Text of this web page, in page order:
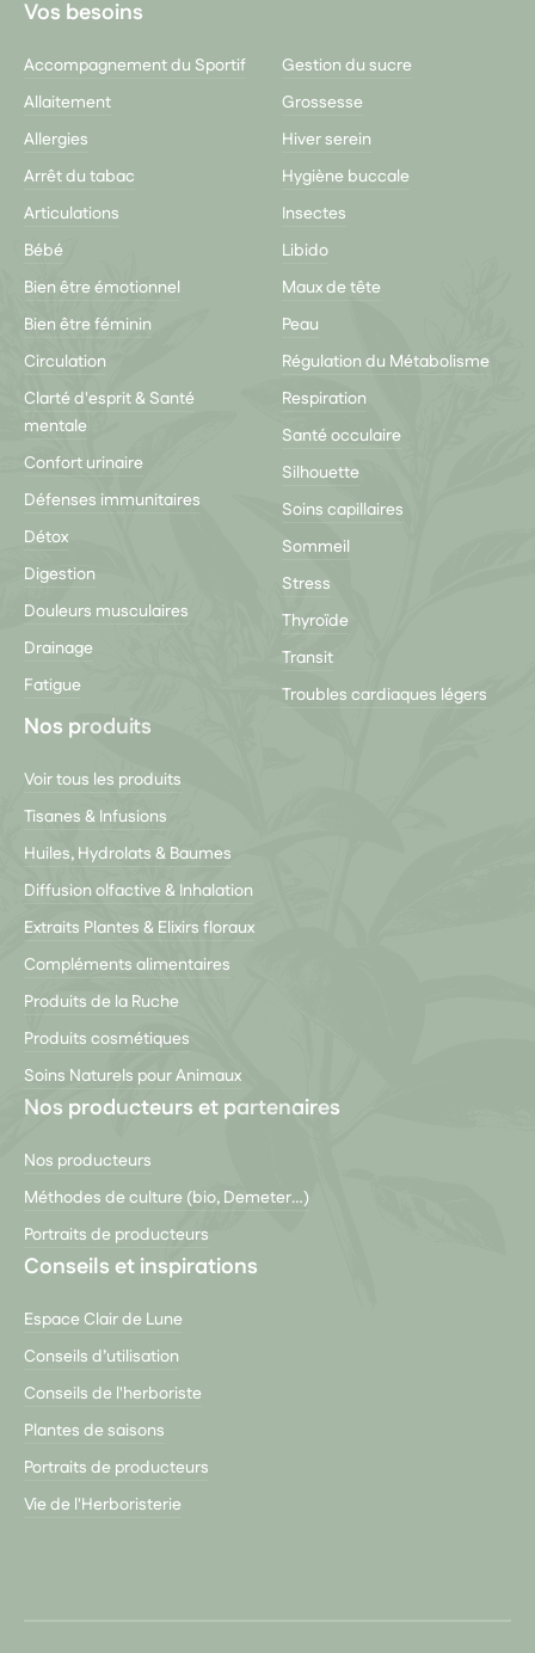
Vos besoins
Accompagnement du Sportif
Allaitement
Allergies
Arrêt du tabac
Articulations
Bébé
Bien être émotionnel
Bien être féminin
Circulation
Clarté d'esprit & Santé
mentale
Confort urinaire
Défenses immunitaires
Détox
Digestion
Douleurs musculaires
Drainage
Fatigue
Gestion du sucre
Grossesse
Hiver serein
Hygiène buccale
Insectes
Libido
Maux de tête
Peau
Régulation du Métabolisme
Respiration
Santé occulaire
Silhouette
Soins capillaires
Sommeil
Stress
Thyroïde
Transit
Troubles cardiaques légers
Nos produits
Voir tous les produits
Tisanes & Infusions
Huiles, Hydrolats & Baumes
Diffusion olfactive & Inhalation
Extraits Plantes & Elixirs floraux
Compléments alimentaires
Produits de la Ruche
Produits cosmétiques
Soins Naturels pour Animaux
Nos producteurs et partenaires
Nos producteurs
Méthodes de culture (bio, Demeter…)
Portraits de producteurs
Conseils et inspirations
Espace Clair de Lune
Conseils d’utilisation
Conseils de l'herboriste
Plantes de saisons
Portraits de producteurs
Vie de l'Herboristerie